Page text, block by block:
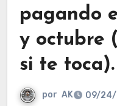
pagando
y octubre
si te toca).
por AK 09/